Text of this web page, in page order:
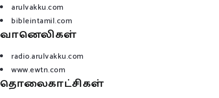
arulvakku.com
bibleintamil.com
வானெலிகள்
radio.arulvakku.com
www.ewtn.com
தொலைகாட்சிகள்